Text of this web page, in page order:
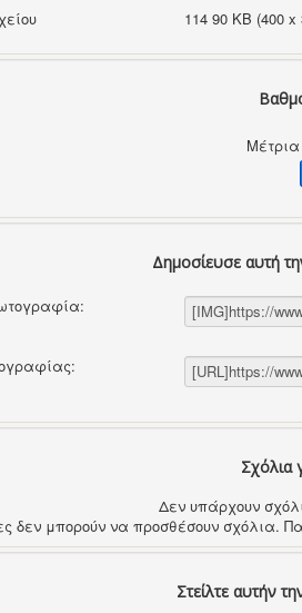
114 90 KB (400 x
Δημοσίευσε αυτή
Σχόλια
Δεν υπάρχουν
δεν μπορούν να προσθέσουν σχόλια.
Στείλτε αυτήν